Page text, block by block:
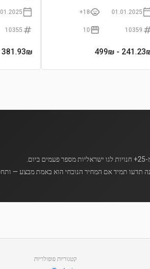
01.01.2025
18+
10359
10
241.23
- 499₪
10355
381.93₪
תדעו תמיד אם המחיר הנוכחי הוא באמת מבצע —
קטגוריות פופולריות